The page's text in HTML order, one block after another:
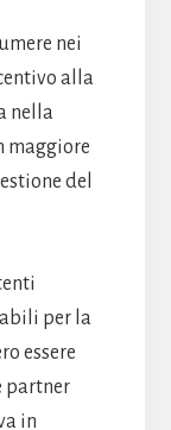
nei
alla
nella
maggiore
del
per la
essere
partner
in